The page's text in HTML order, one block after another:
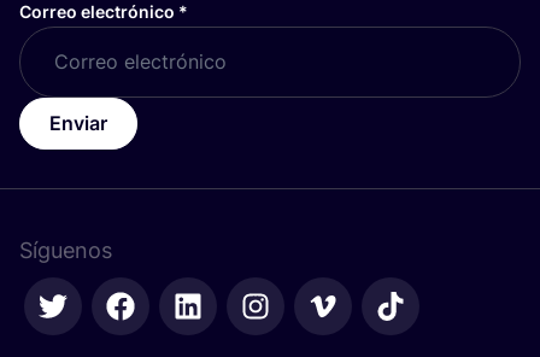
Correo electrónico *
Enviar
Síguenos